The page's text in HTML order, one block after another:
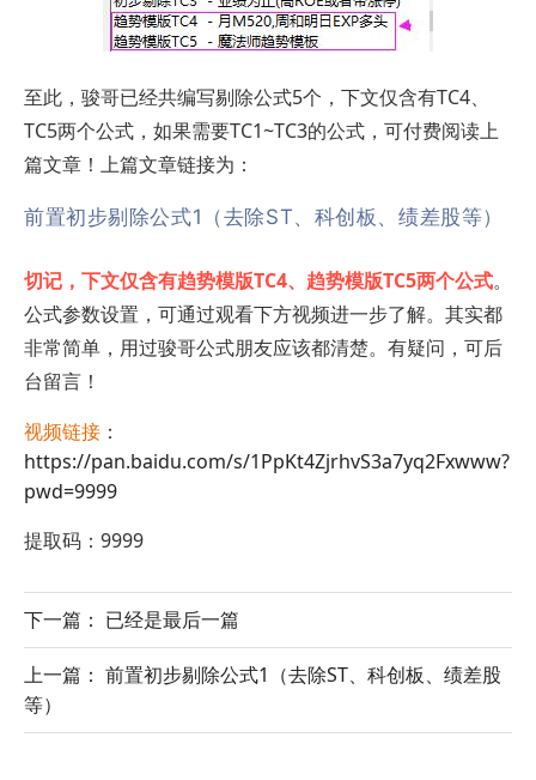
至此，骏哥已经共编写剔除公式5个，下文仅含有TC4、
TC5两个公式，如果需要TC1~TC3的公式，可付费阅读上
篇文章！上篇文章链接为：
前置初步剔除公式1（去除ST、科创板、绩差股等）
切记，下文仅含有趋势模版TC4、趋势模版TC5两个公式。
公式参数设置，可通过观看下方视频进一步了解。其实都
非常简单，用过骏哥公式朋友应该都清楚。有疑问，可后
台留言！
视频链接 ：
https://pan.baidu.com/s/1PpKt4ZjrhvS3a7yq2Fxwww?
pwd=9999
提取码：9999
下一篇： 已经是最后一篇
上一篇： 前置初步剔除公式1（去除ST、科创板、绩差股
等）